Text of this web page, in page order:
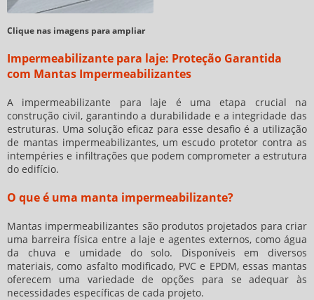
Clique nas imagens para ampliar
Impermeabilizante para laje: Proteção Garantida
com Mantas Impermeabilizantes
A impermeabilizante para laje é uma etapa crucial na
construção civil, garantindo a durabilidade e a integridade das
estruturas. Uma solução eficaz para esse desafio é a utilização
de mantas impermeabilizantes, um escudo protetor contra as
intempéries e infiltrações que podem comprometer a estrutura
do edifício.
O que é uma manta impermeabilizante?
Mantas impermeabilizantes são produtos projetados para criar
uma barreira física entre a laje e agentes externos, como água
da chuva e umidade do solo. Disponíveis em diversos
materiais, como asfalto modificado, PVC e EPDM, essas mantas
oferecem uma variedade de opções para se adequar às
necessidades específicas de cada projeto.